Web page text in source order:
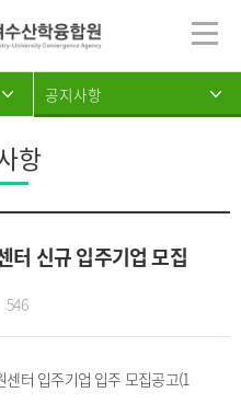
공지사항
항
터 신규 입주기업 모집
546
터 입주기업 입주 모집공고(1